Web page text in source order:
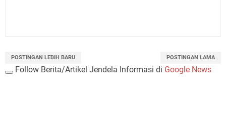
POSTINGAN LEBIH BARU POSTINGAN LAMA
Follow Berita/Artikel Jendela Informasi di Google News